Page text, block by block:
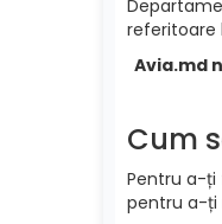
referitoare
Avia.md
Cum
Pentru a-ți
pentru a-ți